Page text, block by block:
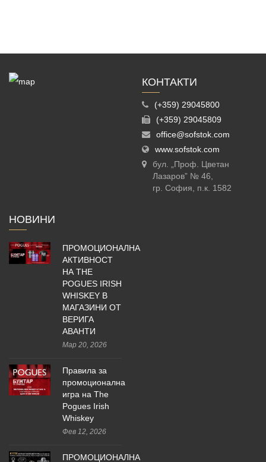
КОНТАКТИ
(+359) 29045800
(+359) 29045809
office@sofstok.com
www.sofstok.com
бул. „Проф. Цветан
Лазаров” № 46,
гр. София, п.к. 1582
НОВИНИ
ПРОМОЦИОНАЛНА
АКТИВНОСТ
НА THE
POGUES IRISH
WHISKEY В
МАГАЗИНИ ОТ
ВЕРИГА
АВАНТИ
Мар 20, 2026
Правила за
промоционална
игра на The
Pogues Irish
Whiskey
Фев 12, 2026
ПРОМОЦИОНАЛНА